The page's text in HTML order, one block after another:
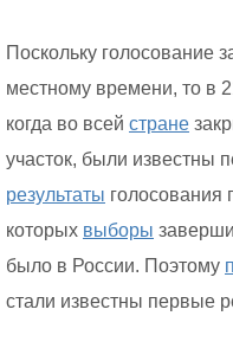
Поскольку голосование
местному времени, то в
когда во всей стране
участок, были известны
результаты голосования
которых выборы
было в России. Поэтому
стали известны первые